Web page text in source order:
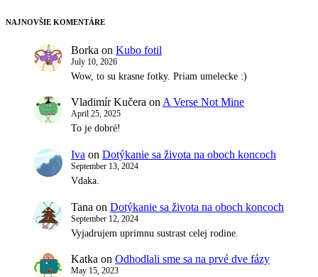
NAJNOVŠIE KOMENTÁRE
Borka on Kubo fotil
July 10, 2026
Wow, to su krasne fotky. Priam umelecke :)
Vladimír Kučera on A Verse Not Mine
April 25, 2025
To je dobré!
Iva on Dotýkanie sa života na oboch koncoch
September 13, 2024
Vdaka.
Tana on Dotýkanie sa života na oboch koncoch
September 12, 2024
Vyjadrujem uprimnu sustrast celej rodine.
Katka on Odhodlali sme sa na prvé dve fázy
May 15, 2023